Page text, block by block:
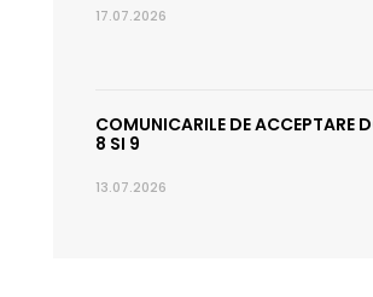
17.07.2026
COMUNICARILE DE ACCEPTARE
8 SI 9
13.07.2026